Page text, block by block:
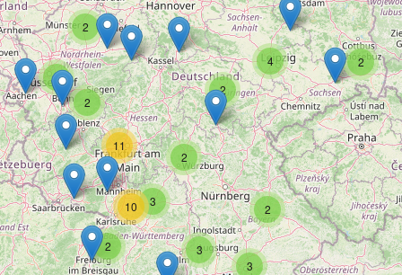
2
2
8
4
2
3
3
2
2
2
11
2
3
10